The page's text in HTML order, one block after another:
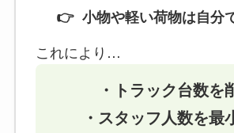
小物や軽い荷物は自分
これにより…
・トラック台数を
・スタッフ人数を最